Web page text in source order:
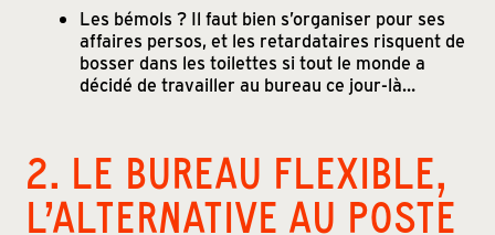
Les bémols ? Il faut bien s’organiser pour ses
affaires persos, et les retardataires risquent de
bosser dans les toilettes si tout le monde a
décidé de travailler au bureau ce jour-là…
2. LE BUREAU FLEXIBLE,
L’ALTERNATIVE AU POSTE